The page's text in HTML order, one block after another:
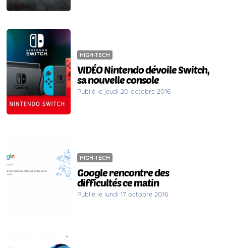
HIGH-TECH
VIDÉO Nintendo dévoile Switch,
sa nouvelle console
Publié le jeudi 20 octobre 2016
HIGH-TECH
Google rencontre des
difficultés ce matin
Publié le lundi 17 octobre 2016